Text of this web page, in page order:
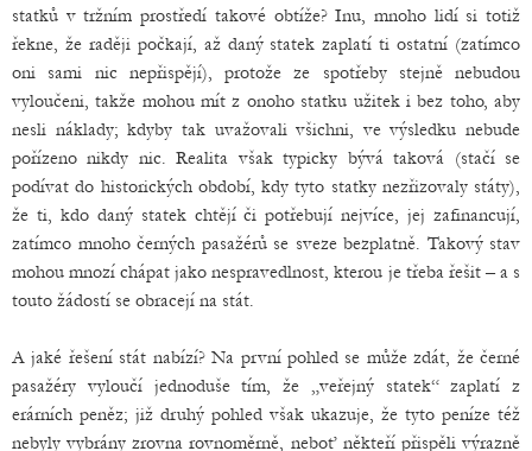
statků v tržním prostředí takové obtíže? Inu, mnoho lidí si totiž
řekne, že raději počkají, až daný statek zaplatí ti ostatní (zatímco
oni sami nic nepřispějí), protože ze spotřeby stejně nebudou
vyloučeni, takže mohou mít z onoho statku užitek i bez toho, aby
nesli náklady; kdyby tak uvažovali všichni, ve výsledku nebude
pořízeno nikdy nic. Realita však typicky bývá taková (stačí se
podívat do historických období, kdy tyto statky nezřizovaly státy),
že ti, kdo daný statek chtějí či potřebují nejvíce, jej zafinancují,
zatímco mnoho černých pasažérů se sveze bezplatně. Takový stav
mohou mnozí chápat jako nespravedlnost, kterou je třeba řešit – a s
touto žádostí se obracejí na stát.
A jaké řešení stát nabízí? Na první pohled se může zdát, že černé
pasažéry vyloučí jednoduše tím, že „veřejný statek“ zaplatí z
erárních peněz; již druhý pohled však ukazuje, že tyto peníze též
nebyly vybrány zrovna rovnoměrně, neboť někteří přispěli výrazně